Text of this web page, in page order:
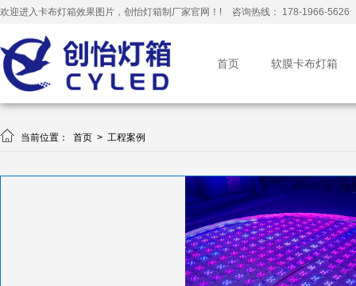
欢迎进入卡布灯箱效果图片，创怡灯箱制厂家官网！! 咨询热线： 178-1966-5626
首页 软膜卡布灯箱
 当前位置： 首页 > 工程案例